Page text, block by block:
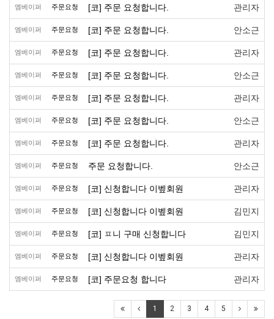
엠베이퍼 주문요청 [코] 주문 요청합니다. 관리자
엠베이퍼 주문요청 [코] 주문 요청합니다. 안소근
엠베이퍼 주문요청 [코] 주문 요청합니다. 관리자
엠베이퍼 주문요청 [코] 주문 요청합니다. 안소근
엠베이퍼 주문요청 [코] 주문 요청합니다. 관리자
엠베이퍼 주문요청 [코] 주문 요청합니다. 안소근
엠베이퍼 주문요청 [코] 주문 요청합니다. 관리자
엠베이퍼 주문요청 주문 요청합니다. 안소근
엠베이퍼 주문요청 [코] 신청합니다 이벺회원 관리자
엠베이퍼 주문요청 [코] 신청합니다 이벺회원 김민지
엠베이퍼 주문요청 [코] ㅍ니 구매 신청합니다 김민지
엠베이퍼 주문요청 [코] 신청합니다 이벺회원 관리자
엠베이퍼 주문요청 [코] 주문요청 합니다 관리자
1 2 3 4 5